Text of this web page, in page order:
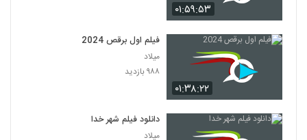
۰۱:۵۹:۵۳
۰۱:۳۸:۲۲
فیلم اول برقص 2024
میلاد
۹۸۸ بازدید
دانلود فیلم شهر خدا
میلاد